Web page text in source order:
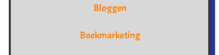
Bloggen
Boekmarketing